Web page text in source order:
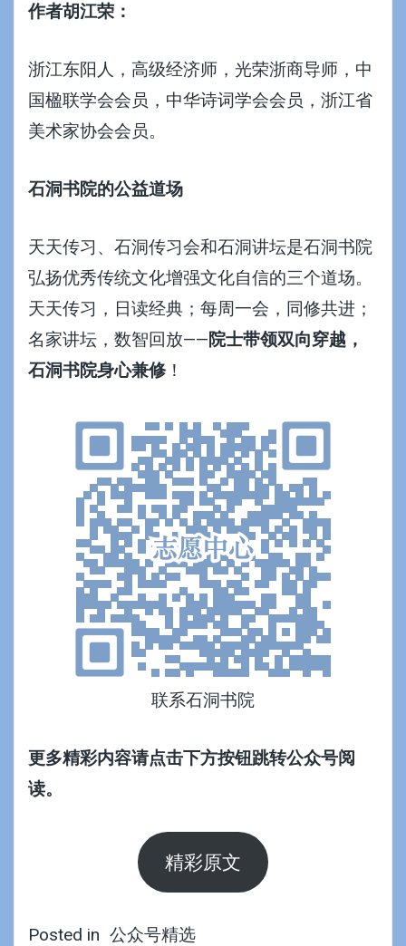
作者胡江荣：
浙江东阳人，高级经济师，光荣浙商导师，中
国楹联学会会员，中华诗词学会会员，浙江省
美术家协会会员。
石洞书院的公益道场
天天传习、 石洞传习会和石洞讲坛是石洞书院
弘扬优秀传统文化增强文化自信的三个道场。
天天传习，日读经典；每周一会，同修共进；
名家讲坛，数智回放——院士带领双向穿越，
石洞书院身心兼修 ！
联系石洞书院
更多精彩内容请点击下方按钮跳转公众号阅
读。
精彩原文
Posted in 公众号精选